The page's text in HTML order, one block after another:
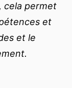
cela permet
et
et le